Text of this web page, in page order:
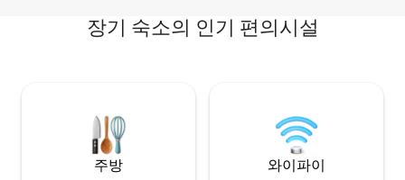
장기 숙소의 인기 편의시설
주방 와이파이